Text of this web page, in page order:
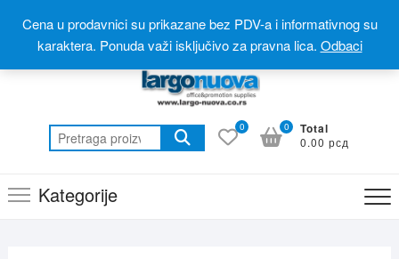
Cena u prodavnici su prikazane bez PDV-a i informativnog su
karaktera. Ponuda važi isključivo za pravna lica. Odbaci
content
Postanite partner
Online prodavnica(webshop)
Online katalog(promotivni materijal)
060 310 6 310
Pretraga
za:
0 Total
0.00 рсд
0
Kategorije